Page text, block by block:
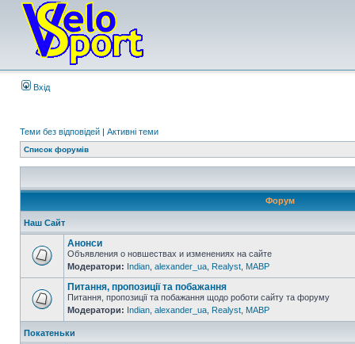
Вхід
Теми без відповідей | Активні теми
Список форумів
Форум
Наш Сайт
Анонси
Объявления о новшествах и изменениях на сайте
Модератори: Indian alexander_ua Realyst MABP
Питання, пропозиції та побажання
Питання, пропозиції та побажання щодо роботи сайту та форуму
Модератори: Indian alexander_ua Realyst MABP
Покатеньки